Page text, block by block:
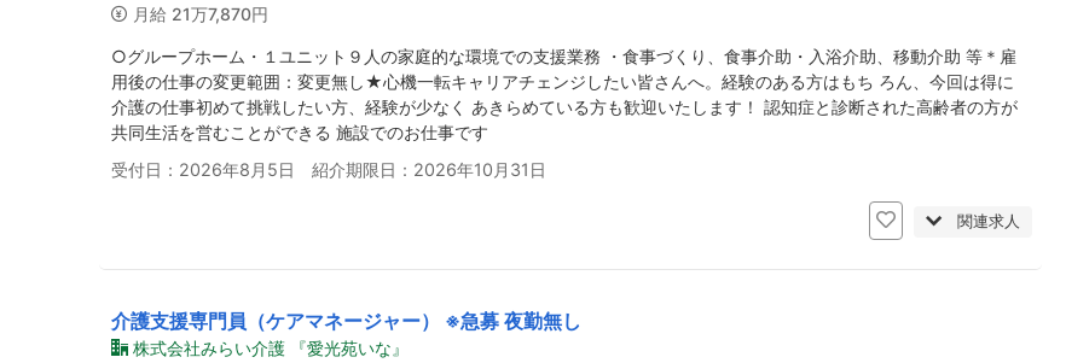
月給 21万7,870円
○グループホーム・１ユニット９人の家庭的な環境での支援業務 ・食事づくり、食事介助・入浴介助、移動介助 等＊雇
用後の仕事の変更範囲：変更無し★心機一転キャリアチェンジしたい皆さんへ。経験のある方はもち ろん、今回は得に
介護の仕事初めて挑戦したい方、経験が少なく あきらめている方も歓迎いたします！ 認知症と診断された高齢者の方が
共同生活を営むことができる 施設でのお仕事です
受付日：2026年8月5日 紹介期限日：2026年10月31日
関連求人
介護支援専門員（ケアマネージャー） ※急募 夜勤無し
株式会社みらい介護 『愛光苑いな』